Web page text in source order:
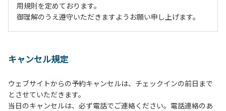
用規則を定めております。
御理解のうえ遵守いただきますようお願い申し上げます。
２、中学生以下だけでの利用はできません。高校生以上の方
３、テントサイト（多目的広場を含む。）の使用は、事前に
予約いただいた方のみで、連泊の方を除き、正午からです。
基本的に、テント1張りにつき1区画の予約をお願いします。
キャンセル規定
ウェブサイトからの予約キャンセルは、チェックインの前日まで
とさせていただきます。
当日のキャンセルは、必ず電話でご連絡ください。電話連絡のあ